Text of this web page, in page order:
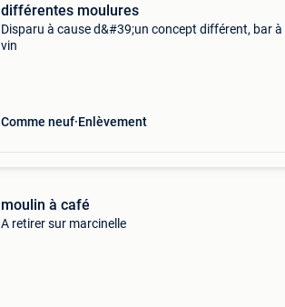
différentes moulures
Disparu à cause d&#39;un concept différent, bar à
vin
Comme neuf Enlèvement
moulin à café
A retirer sur marcinelle